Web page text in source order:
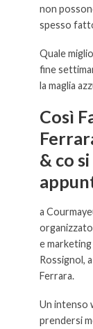
non
spesso
Quale
fine
la maglia
Così
& co
a
organizzato
e
Rossignol,
Ferrara.
Un intenso
prendersi